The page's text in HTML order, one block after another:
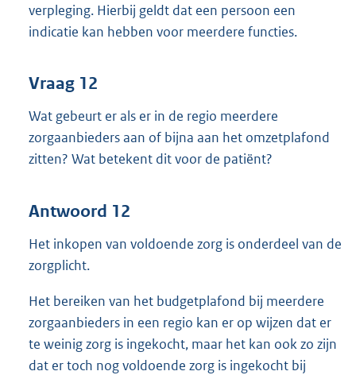
verpleging. Hierbij geldt dat een persoon een
indicatie kan hebben voor meerdere functies.
Vraag 12
Wat gebeurt er als er in de regio meerdere
zorgaanbieders aan of bijna aan het omzetplafond
zitten? Wat betekent dit voor de patiënt?
Antwoord 12
Het inkopen van voldoende zorg is onderdeel van de
zorgplicht.
Het bereiken van het budgetplafond bij meerdere
zorgaanbieders in een regio kan er op wijzen dat er
te weinig zorg is ingekocht, maar het kan ook zo zijn
dat er toch nog voldoende zorg is ingekocht bij